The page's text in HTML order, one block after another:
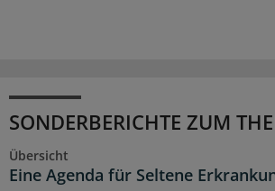
SONDERBERICHTE ZUM
Übersicht
Eine Agenda für Seltene